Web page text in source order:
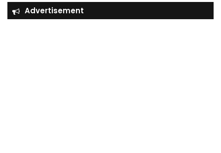
Advertisement